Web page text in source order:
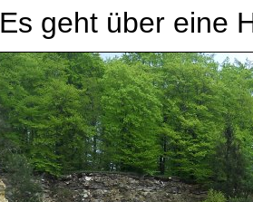
Es geht über eine